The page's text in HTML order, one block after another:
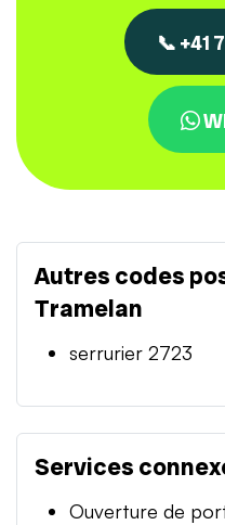
📞 +41
Autres codes
Tramelan
serrurier 2723
Services
Ouverture de